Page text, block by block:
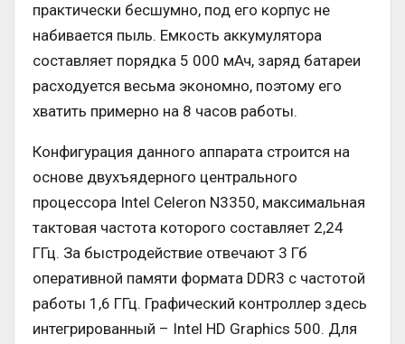
практически бесшумно, под его корпус не
набивается пыль. Емкость аккумулятора
составляет порядка 5 000 мАч, заряд батареи
расходуется весьма экономно, поэтому его
хватить примерно на 8 часов работы.
Конфигурация данного аппарата строится на
основе двухъядерного центрального
процессора Intel Celeron N3350, максимальная
тактовая частота которого составляет 2,24
ГГц. За быстродействие отвечают 3 Гб
оперативной памяти формата DDR3 с частотой
работы 1,6 ГГц. Графический контроллер здесь
интегрированный – Intel HD Graphics 500. Для